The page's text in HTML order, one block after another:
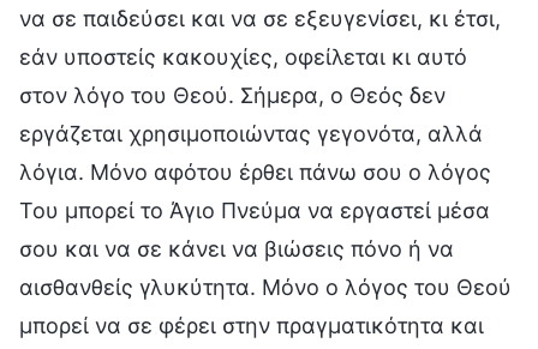
να σε παιδεύσει και να σε εξευγενίσει, κι έτσι,
εάν υποστείς κακουχίες, οφείλεται κι αυτό
στον λόγο του Θεού. Σήμερα, ο Θεός δεν
εργάζεται χρησιμοποιώντας γεγονότα, αλλά
λόγια. Μόνο αφότου έρθει πάνω σου ο λόγος
Του μπορεί το Άγιο Πνεύμα να εργαστεί μέσα
σου και να σε κάνει να βιώσεις πόνο ή να
αισθανθείς γλυκύτητα. Μόνο ο λόγος του Θεού
μπορεί να σε φέρει στην πραγματικότητα και